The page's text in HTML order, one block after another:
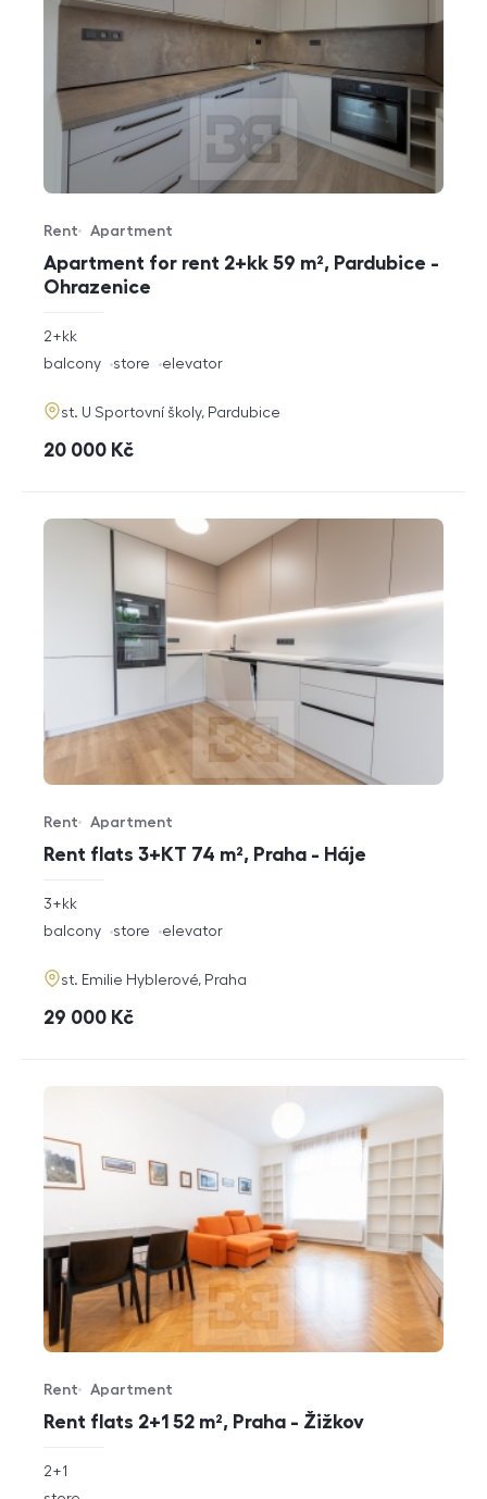
Apartment for rent 2+kk 59 m², Pardubice -
Ohrazenice
Offer type
Rent
Property type
Apartment
rozměry
disposition
2+kk
funkce
balcony store elevator
adresa
st. U Sportovní školy, Pardubice
cena
20 000 Kč
Rent flats 3+KT 74 m², Praha - Háje
Offer type
Rent
Property type
Apartment
rozměry
3+kk
funkce
balcony store elevator
adresa
st. Emilie Hyblerové, Praha
cena
29 000 Kč
Rent flats 2+1 52 m², Praha - Žižkov
Offer type
Rent
Property type
Apartment
rozměry
2+1